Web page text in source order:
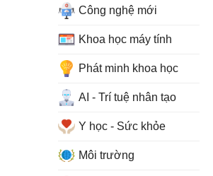
Công nghệ mới
Khoa học máy tính
Phát minh khoa học
AI - Trí tuệ nhân tạo
Y học - Sức khỏe
Môi trường